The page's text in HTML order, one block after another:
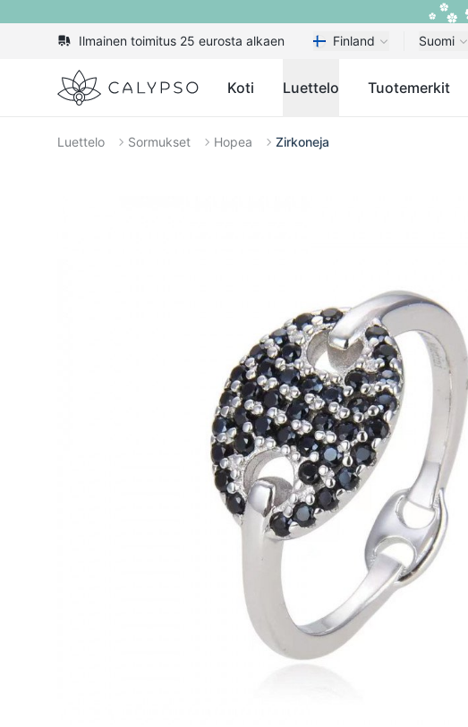
Ilmainen toimitus 25 eurosta alkaen Finland Suomi
Calypso Koti Luettelo Tuotemerkit
Luettelo Sormukset Hopea Zirkoneja